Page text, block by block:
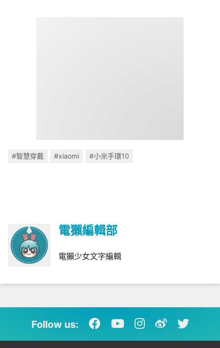
#智慧穿戴 #xiaomi #小米手環10
電獺編輯部
電獺少女文字編輯
Follow us: